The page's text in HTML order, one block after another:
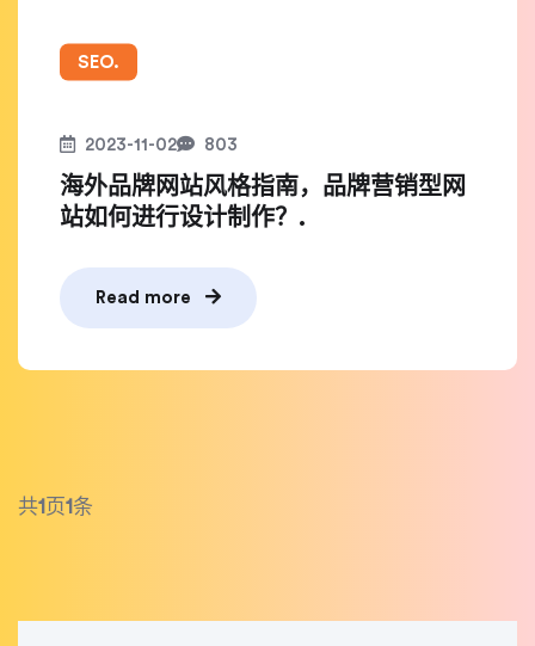
SEO.
2023-11-02 803
海外品牌网站风格指南，品牌营销型网
站如何进行设计制作？.
Read more
共1 页1条